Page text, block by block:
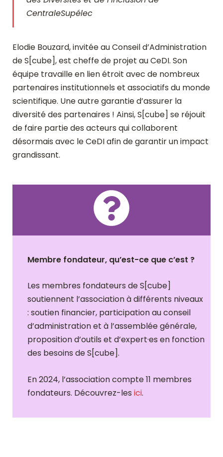
CentraleSupélec
Elodie Bouzard, invitée au Conseil d’Administration
de S[cube], est cheffe de projet au CeDI. Son
équipe travaille en lien étroit avec de nombreux
partenaires institutionnels et associatifs du monde
scientifique. Une autre garantie d’assurer la
diversité des partenaires ! Ainsi, S[cube] se réjouit
de faire partie des acteurs qui collaborent
désormais avec le CeDI afin de garantir un impact
grandissant.
Membre fondateur, qu’est-ce que c’est ?
Les membres fondateurs de S[cube]
soutiennent l’association à différents niveaux
: soutien financier, participation au conseil
d’administration et à l’assemblée générale,
proposition d’outils et d’expert·es en fonction
des besoins de S[cube].
En 2024, l’association compte 11 membres
fondateurs. Découvrez-les ici.